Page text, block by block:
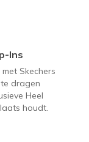
Ins
Skechers
dragen
Heel
houdt.